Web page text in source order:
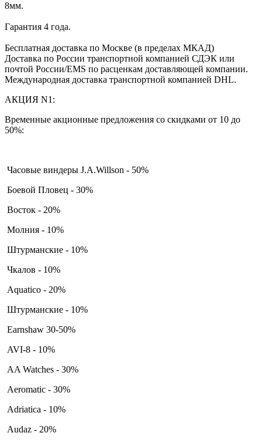
8мм.
Гарантия 4 года.
Бесплатная доставка по Москве (в пределах МКАД)
Доставка по России транспортной компанией СДЭК или
почтой России/EMS по расценкам доставляющей компании.
Международная доставка транспортной компанией DHL.
АКЦИЯ N1:
Временные акционные предложения со скидками от 10 до
50%:
Часовые виндеры J.A.Willson - 50%
Боевой Пловец - 30%
Восток - 20%
Молния - 10%
Штурманские - 10%
Чкалов - 10%
Aquatico - 20%
Штурманские - 10%
Earnshaw 30-50%
AVI-8 - 10%
AA Watches - 30%
Aeromatic - 30%
Adriatica - 10%
Audaz - 20%